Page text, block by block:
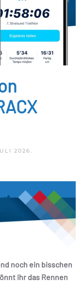
2026.
noch ein bisschen
ihr das Rennen